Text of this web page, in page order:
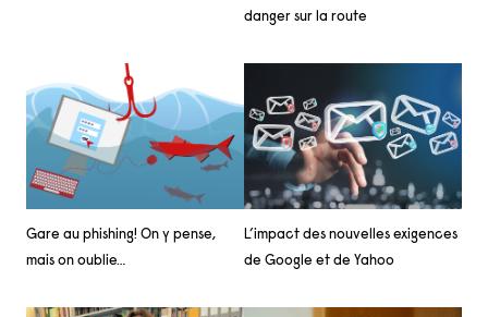
danger sur la route
Gare au phishing! On y pense,
mais on oublie…
L’impact des nouvelles exigences
de Google et de Yahoo